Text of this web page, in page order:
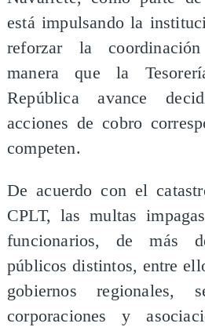
está impulsando la
reforzar la
manera que la
República avance
acciones de cobro
competen.
De acuerdo con el
CPLT, las multas
funcionarios, de más
públicos distintos, entre
gobiernos regionales,
corporaciones y